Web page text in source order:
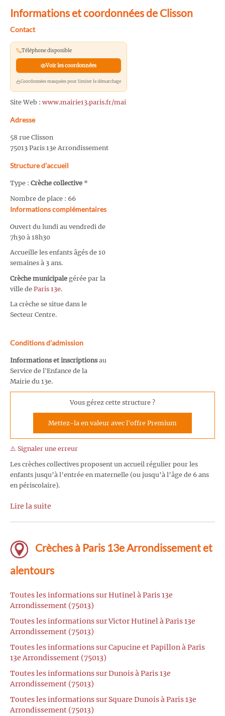
Informations et coordonnées de Clisson
Contact
Téléphone disponible
Voir les coordonnées
Coordonnées masquées pour limiter le démarchage
Site Web : www.mairie13.paris.fr/mai
Adresse
58 rue Clisson
75013 Paris 13e Arrondissement
Structure d’accueil
Type : Crèche collective *
Nombre de place : 66
Informations complémentaires
Ouvert du lundi au vendredi de
7h30 à 18h30
Accueille les enfants âgés de 10
semaines à 3 ans.
Crèche municipale gérée par la
ville de Paris 13e.
La crèche se situe dans le
Secteur Centre.
Conditions d'admission
Informations et inscriptionsau
Service de l'Enfance de la
Mairie du 13e.
Vous gérez cette structure ?
Mettez-la en valeur avec l'offre Premium
⚠️ Signaler une erreur
Les crèches collectives proposent un accueil régulier pour les
enfants jusqu’à l’entrée en maternelle (ou jusqu’à l’âge de 6 ans
en périscolaire).
Lire la suite
Crèches à Paris 13e Arrondissement et
alentours
Toutes les informations sur Hutinel à Paris 13e
Arrondissement (75013)
Toutes les informations sur Victor Hutinel à Paris 13e
Arrondissement (75013)
Toutes les informations sur Capucine et Papillon à Paris
13e Arrondissement (75013)
Toutes les informations sur Dunois à Paris 13e
Arrondissement (75013)
Toutes les informations sur Square Dunois à Paris 13e
Arrondissement (75013)